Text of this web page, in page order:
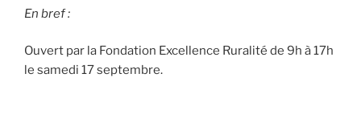
En bref :
Ouvert par la Fondation Excellence Ruralité de 9h à 17h
le samedi 17 septembre.